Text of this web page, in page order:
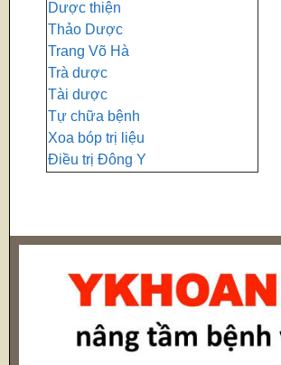
Dược thiện
Thảo Dược
Trang Võ Hà
Trà dược
Tài dược
Tự chữa bệnh
Xoa bóp trị liệu
Điều trị Đông Y